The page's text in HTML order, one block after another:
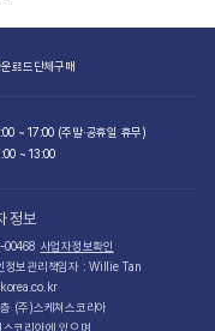
정보
00468 사업자정보확인
정보관리책임자 : Willie Tan
(주)스케쳐스코리아
코리아에 있으며,
로드단체구매
~ 17:00 (주말·공휴일 휴무)
~ 13:00